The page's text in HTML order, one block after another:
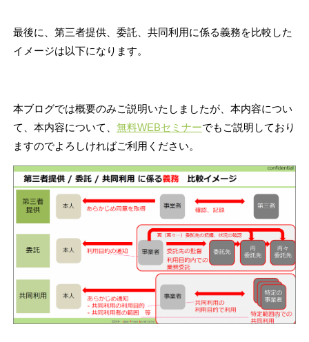
最後に、第三者提供、委託、共同利用に係る義務を比較した
イメージは以下になります。
本ブログでは概要のみご説明いたしましたが、本内容につい
て、本内容について、 無料WEBセミナーでもご説明しており
ますのでよろしければご利用ください。